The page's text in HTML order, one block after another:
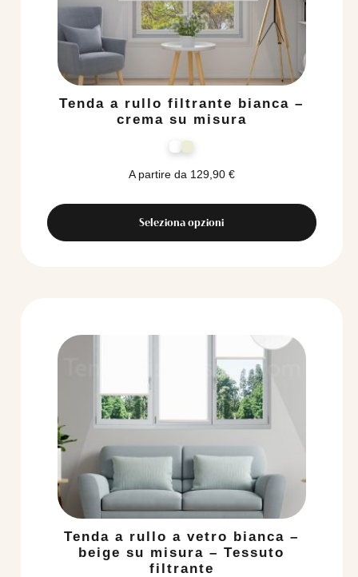
Tenda a rullo filtrante bianca –
crema su misura
A partire da 129,90 €
Seleziona opzioni
Tenda a rullo a vetro bianca –
beige su misura – Tessuto
filtrante